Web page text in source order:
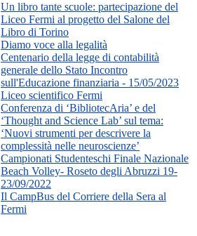
Un libro tante scuole: partecipazione del
Liceo Fermi al progetto del Salone del
Libro di Torino
Diamo voce alla legalità
Centenario della legge di contabilità
generale dello Stato Incontro
sull'Educazione finanziaria - 15/05/2023
Liceo scientifico Fermi
Conferenza di ‘BibliotecAria’ e del
‘Thought and Science Lab’ sul tema:
‘Nuovi strumenti per descrivere la
complessità nelle neuroscienze’
Campionati Studenteschi Finale Nazionale
Beach Volley- Roseto degli Abruzzi 19-
23/09/2022
Il CampBus del Corriere della Sera al
Fermi